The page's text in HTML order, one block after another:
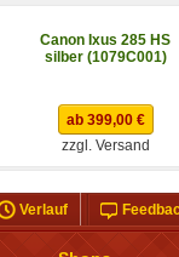
Canon Ixus 285 HS
silber (1079C001)
ab 399,00 €
zzgl. Versand
Verlauf